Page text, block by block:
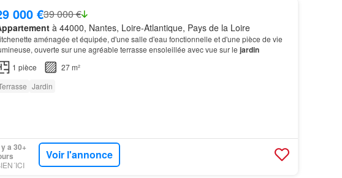
000 €39 000 €
à 44000, Nantes, Loire-Atlantique, Pays de la Loire
aménagée et équipée, d'une salle d'eau fonctionnelle et d'une pièce de vie
ouverte sur une agréable terrasse ensoleillée avec vue sur le jardin
1 pièce
27 m²
Jardin
a 30+
Voir l'annonce